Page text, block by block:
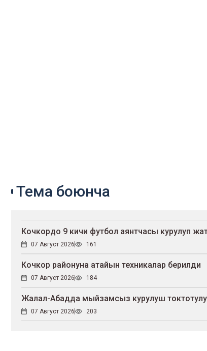
Тема боюнча
Кочкордо 9 кичи футбол аянтчасы курулуп
07 Август 2026 161
Кочкор районуна атайын техникалар берилди
07 Август 2026 184
Жалал-Абадда мыйзамсыз курулуш
07 Август 2026 203